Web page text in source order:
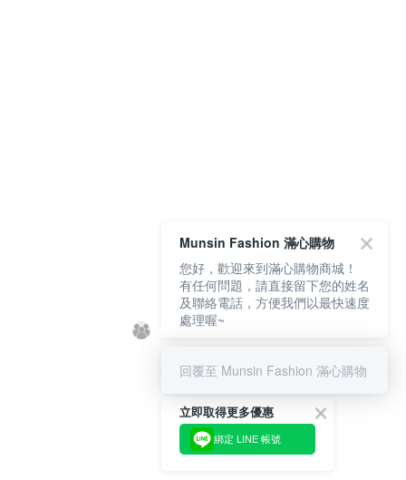
立即取得更多優惠
綁定 LINE 帳號
Munsin Fashion 滿心購物
您好，歡迎來到滿心購物商城！
有任何問題，請直接留下您的姓名
及聯絡電話，方便我們以最快速度
處理喔~
回覆至 Munsin Fashion 滿心購物